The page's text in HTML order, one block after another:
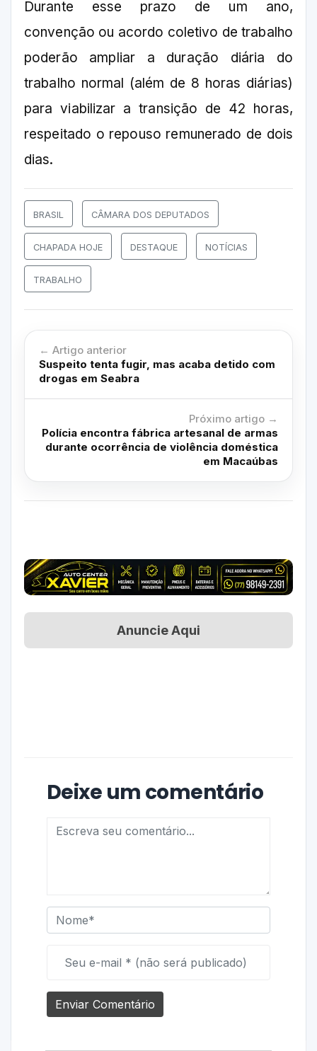
Durante esse prazo de um ano,
convenção ou acordo coletivo de trabalho
poderão ampliar a duração diária do
trabalho normal (além de 8 horas diárias)
para viabilizar a transição de 42 horas,
respeitado o repouso remunerado de dois
dias.
BRASIL CÂMARA DOS DEPUTADOS
CHAPADA HOJE DESTAQUE NOTÍCIAS
TRABALHO
← Artigo anterior
Suspeito tenta fugir, mas acaba detido com
drogas em Seabra
Próximo artigo →
Polícia encontra fábrica artesanal de armas
durante ocorrência de violência doméstica
em Macaúbas
Anuncie Aqui
Deixe um comentário